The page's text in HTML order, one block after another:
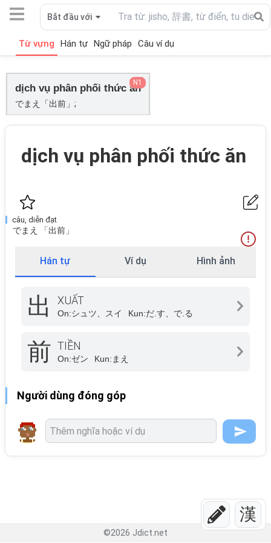
漢
Bắt đầu với
Từ vựng Hán tự Ngữ pháp Câu ví dụ
dịch vụ phân phối thức ăn
でまえ「出前」;
N1
dịch vụ phân phối thức ăn
câu, diễn đạt
でまえ 「出前」
Hán tự Ví dụ Hình ảnh
出 XUẤT
On:シュツ、スイ Kun:だ.す、で.る
前 TIỀN
On:ゼン Kun: まえ
Người dùng đóng góp
©2026 Jdict.net